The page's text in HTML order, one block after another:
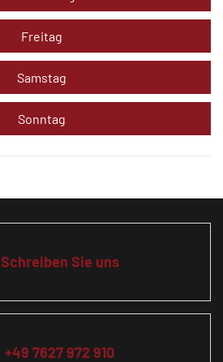
Freitag
Samstag
Sonntag
Schreiben Sie uns
+49 7627 972 910